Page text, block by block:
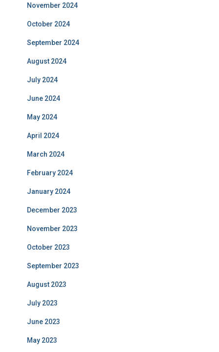
November 2024
October 2024
September 2024
August 2024
July 2024
June 2024
May 2024
April 2024
March 2024
February 2024
January 2024
December 2023
November 2023
October 2023
September 2023
August 2023
July 2023
June 2023
May 2023